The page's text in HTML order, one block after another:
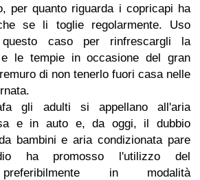
per quanto riguarda i copricapi ha
se li toglie regolarmente. Uso
caso per rinfrescargli la
le tempie in occasione del gran
di non tenerlo fuori casa nelle
gli adulti si appellano all'aria
e in auto e, da oggi, il dubbio
bambini e aria condizionata pare
ha promosso l'utilizzo del
preferibilmente in modalità